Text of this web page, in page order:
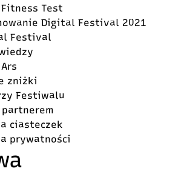
Test
Digital Festival 2021
Festival
zniżki
Festiwalu
ciasteczek
prywatności